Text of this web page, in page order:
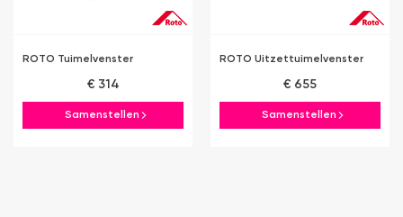
ROTO Tuimelvenster
€ 314
Samenstellen
ROTO Uitzettuimelvenster
€ 655
Samenstellen